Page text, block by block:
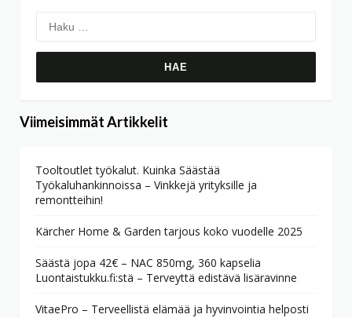
Viimeisimmät Artikkelit
Tooltoutlet työkalut. Kuinka Säästää
Työkaluhankinnoissa – Vinkkejä yrityksille ja
remontteihin!
Kärcher Home & Garden tarjous koko vuodelle 2025
Säästä jopa 42€ – NAC 850mg, 360 kapselia
Luontaistukku.fi:stä – Terveyttä edistävä lisäravinne
VitaePro – Terveellistä elämää ja hyvinvointia helposti